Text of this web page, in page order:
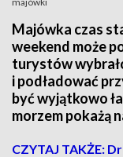
Majówka czas
weekend może
turystów
i podładować
być wyjątkowo
morzem pokażą
CZYTAJ TAKŻE: